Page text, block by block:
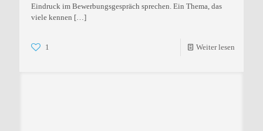
Eindruck im Bewerbungsgespräch sprechen. Ein Thema, das
viele kennen […]
1 Weiter lesen